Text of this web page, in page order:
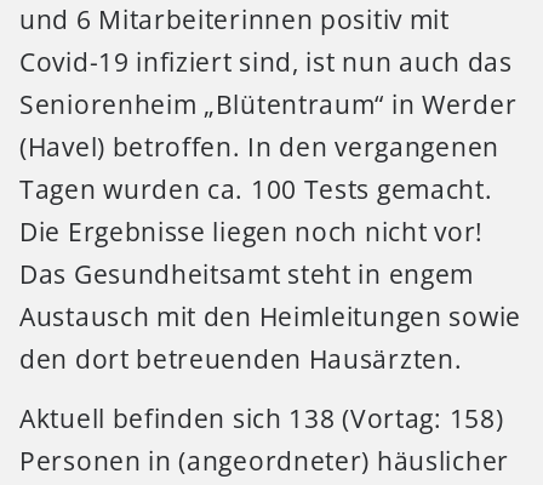
und 6 Mitarbeiterinnen positiv mit
Covid-19 infiziert sind, ist nun auch das
Seniorenheim „Blütentraum“ in Werder
(Havel) betroffen. In den vergangenen
Tagen wurden ca. 100 Tests gemacht.
Die Ergebnisse liegen noch nicht vor!
Das Gesundheitsamt steht in engem
Austausch mit den Heimleitungen sowie
den dort betreuenden Hausärzten.
Aktuell befinden sich 138 (Vortag: 158)
Personen in (angeordneter) häuslicher